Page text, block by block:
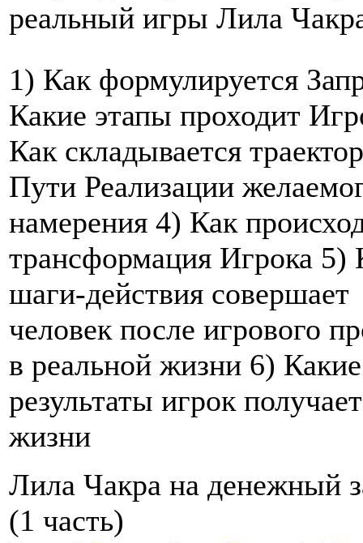
реальный игры Лила
1) Как формулируется
Какие этапы проходит
Как складывается
Пути Реализации
намерения 4) Как
трансформация Игрока 5)
шаги-действия совершает
человек после игрового
в реальной жизни 6) Какие
результаты игрок
жизни
Лила Чакра на денежный
(1 часть)